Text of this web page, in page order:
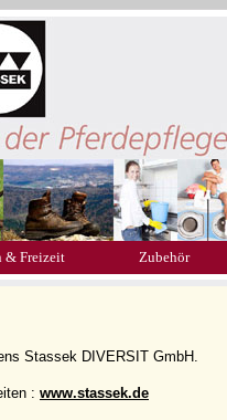
& Freizeit Zubehör
Stassek DIVERSIT GmbH.
: www.stassek.de